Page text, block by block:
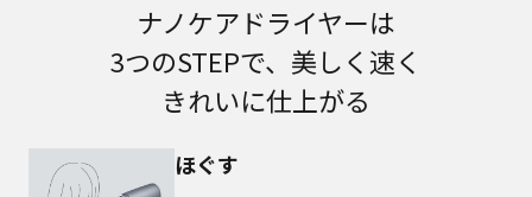
ナノケアドライヤーは
3つのSTEPで、美しく速く
きれいに仕上がる
ほぐす